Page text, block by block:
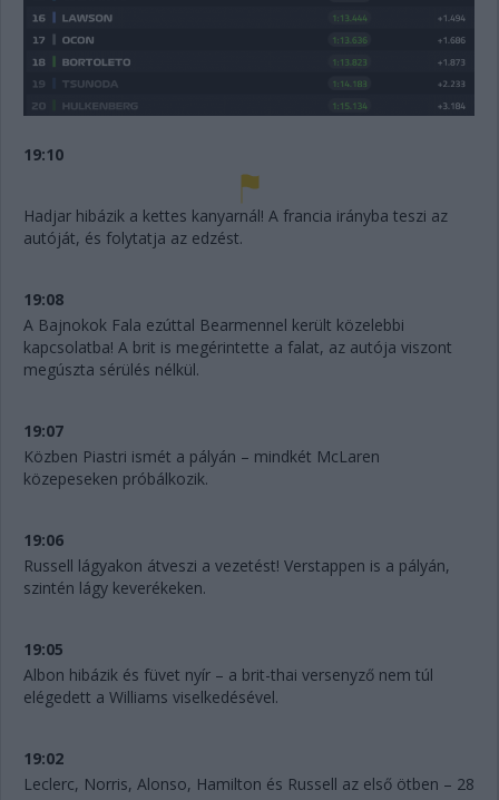
19:10
Hadjar hibázik a kettes kanyarnál! A francia irányba teszi az
autóját, és folytatja az edzést.
19:08
A Bajnokok Fala ezúttal Bearmennel került közelebbi
kapcsolatba! A brit is megérintette a falat, az autója viszont
megúszta sérülés nélkül.
19:07
Közben Piastri ismét a pályán – mindkét McLaren
közepeseken próbálkozik.
19:06
Russell lágyakon átveszi a vezetést! Verstappen is a pályán,
szintén lágy keverékeken.
19:05
Albon hibázik és füvet nyír – a brit-thai versenyző nem túl
elégedett a Williams viselkedésével.
19:02
Leclerc, Norris, Alonso, Hamilton és Russell az első ötben – 28